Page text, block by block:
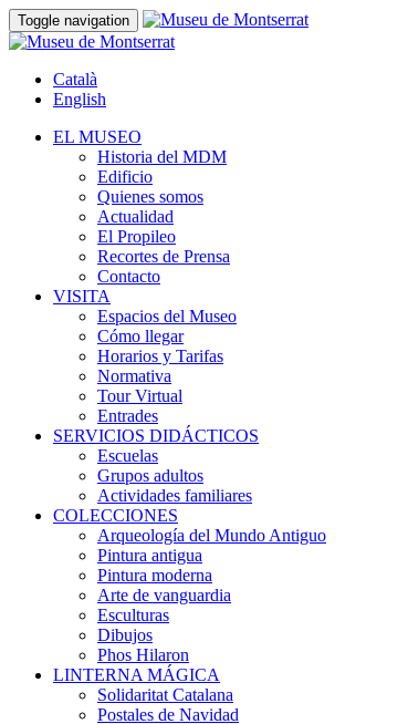
Toggle navigation
Català
English
EL MUSEO
Historia del MDM
Edificio
Quienes somos
Actualidad
El Propileo
Recortes de Prensa
Contacto
VISITA
Espacios del Museo
Cómo llegar
Horarios y Tarifas
Normativa
Tour Virtual
Entrades
SERVICIOS DIDÁCTICOS
Escuelas
Grupos adultos
Actividades familiares
COLECCIONES
Arqueología del Mundo Antiguo
Pintura antigua
Pintura moderna
Arte de vanguardia
Esculturas
Dibujos
Phos Hilaron
LINTERNA MÁGICA
Solidaritat Catalana
Postales de Navidad